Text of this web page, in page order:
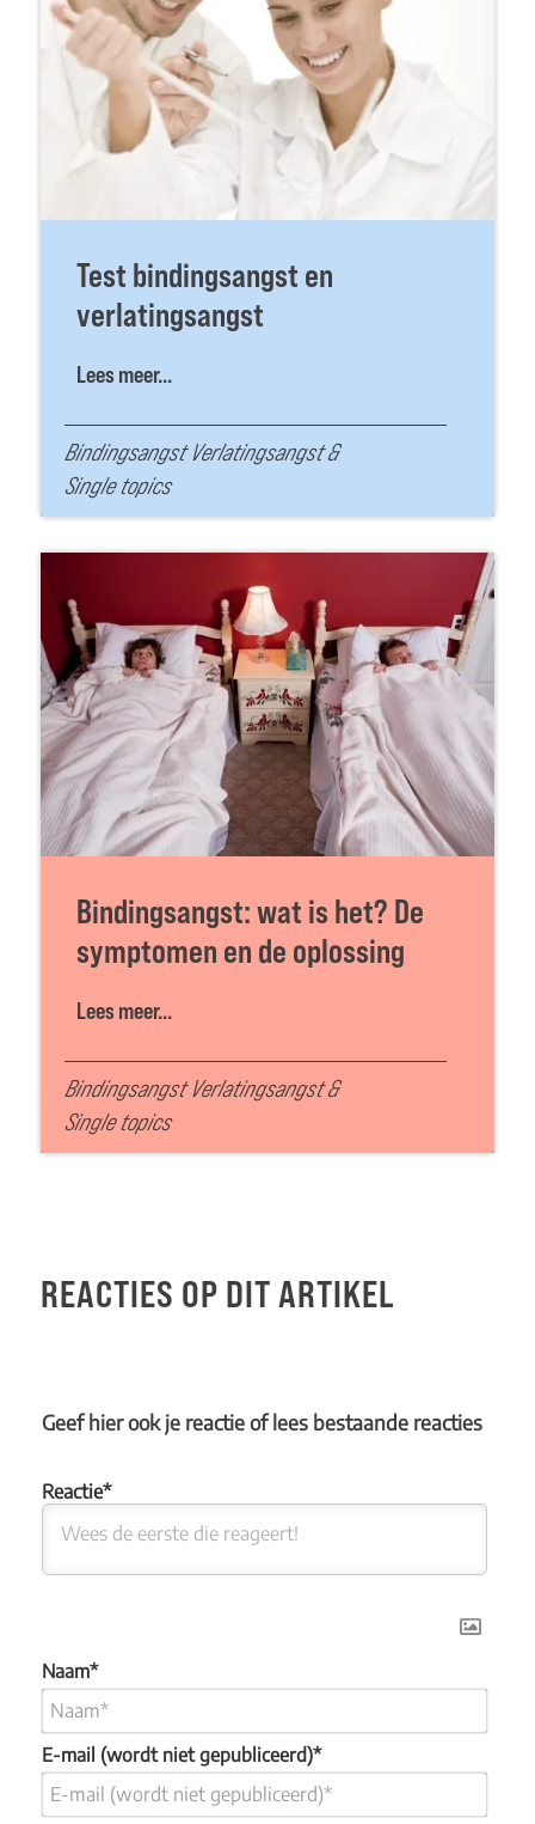
Test bindingsangst en
verlatingsangst
Lees meer...
Bindingsangst Verlatingsangst&
Single topics
Bindingsangst: wat is het? De
symptomen en de oplossing
Lees meer...
Bindingsangst Verlatingsangst&
Single topics
REACTIES OP DIT ARTIKEL
Geef hier ook je reactie of lees bestaande reacties
Naam*
E-mail (wordt niet gepubliceerd)*